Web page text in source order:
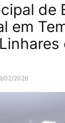
de
em
02/2026